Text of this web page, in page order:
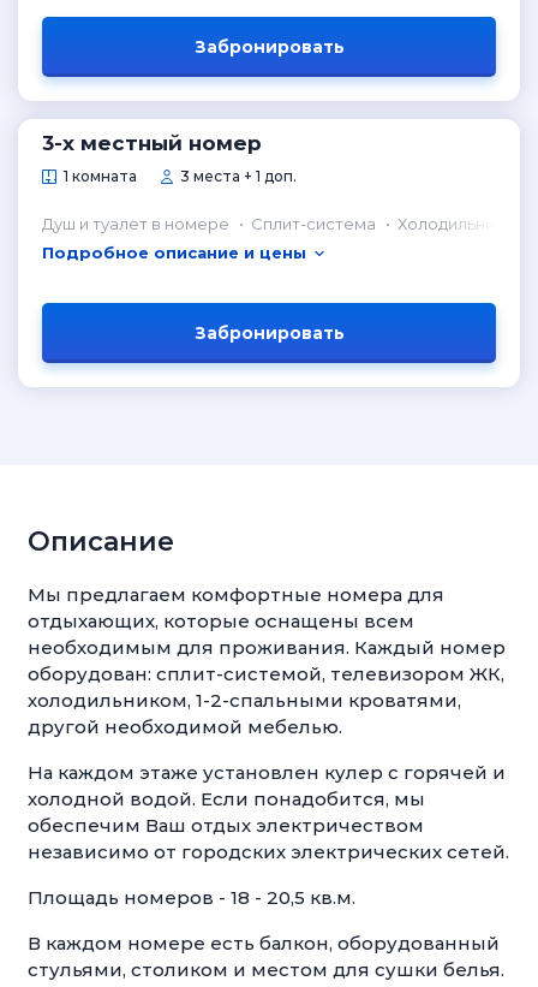
Забронировать
3-х местный номер
1 комната 3 места + 1 доп.
Душ и туалет в номере Сплит-система
Холодильник в
Подробное описание и цены
Забронировать
Описание
Мы предлагаем комфортные номера для
отдыхающих, которые оснащены всем
необходимым для проживания. Каждый номер
оборудован: сплит-системой, телевизором ЖК,
холодильником, 1-2-спальными кроватями,
другой необходимой мебелью.
На каждом этаже установлен кулер с горячей и
холодной водой. Если понадобится, мы
обеспечим Ваш отдых электричеством
независимо от городских электрических сетей.
Площадь номеров - 18 - 20,5 кв.м.
В каждом номере есть балкон, оборудованный
стульями, столиком и местом для сушки белья.